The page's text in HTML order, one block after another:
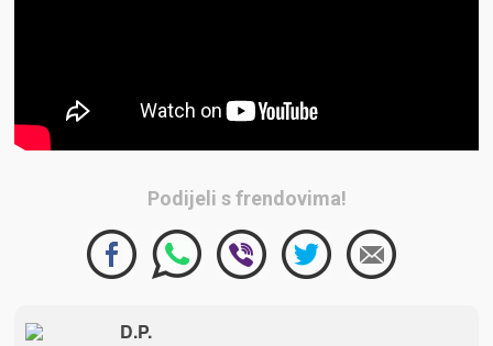
Podijeli s frendovima!
D.P.